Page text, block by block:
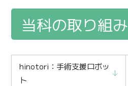
当科の取り組み
hinotori：手術支援ロボッ
ト